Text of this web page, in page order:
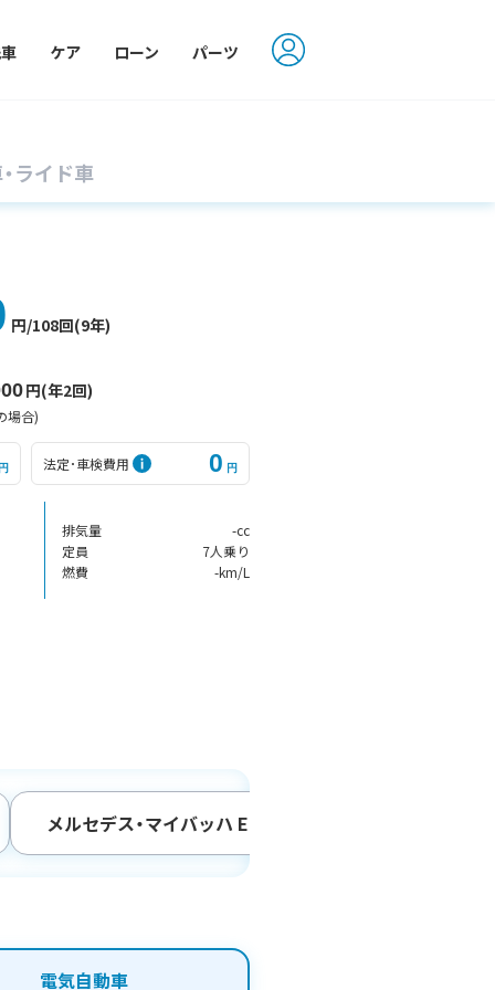
ケア ローン パーツ
ライド車
円/108回(9年)
円(年2回)
場合)
法定･車検費用 0 円
排気量
-cc
定員
7人乗り
燃費
-km/L
メルセデス・マイバッハ EQS680 SUV右ハンドル
電気自動車